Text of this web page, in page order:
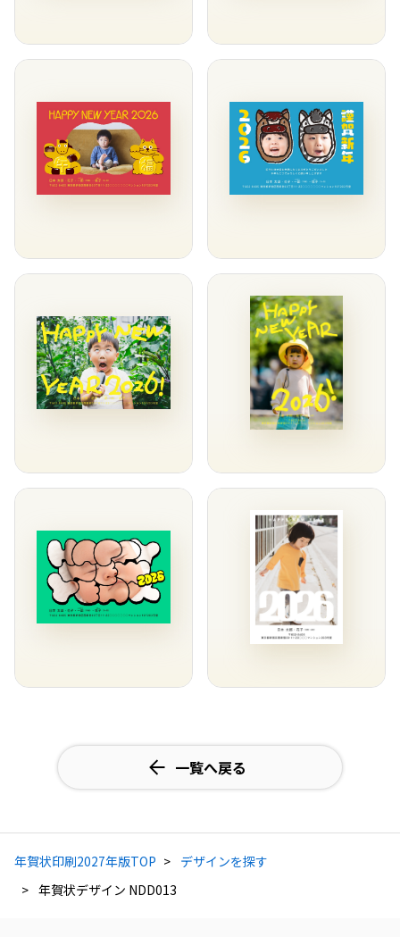
一覧へ戻る
年賀状印刷2027年版TOP
デザインを探す
年賀状デザイン NDD013